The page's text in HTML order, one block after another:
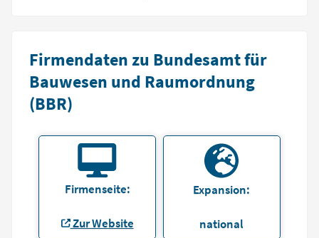
Firmendaten zu Bundesamt für
Bauwesen und Raumordnung
(BBR)
Firmenseite:
Zur Website
Expansion:
national